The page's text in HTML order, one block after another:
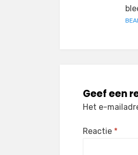
Geef een
Het e-
Reactie *